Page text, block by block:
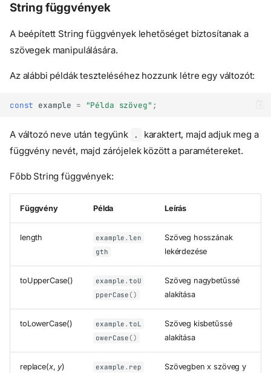
String függvények
A beépített String függvények lehetőséget biztosítanak a
szövegek manipulálására.
Az alábbi példák teszteléséhez hozzunk létre egy változót:
const example = "Példa szöveg" ;
A változó neve után tegyünk .
karaktert, majd adjuk meg a
függvény nevét, majd zárójelek között a paramétereket.
Főbb String függvények:
Függvény Példa Leírás
length example .len
gth
Szöveg hosszának
lekérdezése
toUpperCase() example .toU
pperCase ()
Szöveg nagybetűssé
alakítása
toLowerCase() example .toL
owerCase ()
Szöveg kisbetűssé
alakítása
replace(x, y) example . rep
Szövegben x szöveg y